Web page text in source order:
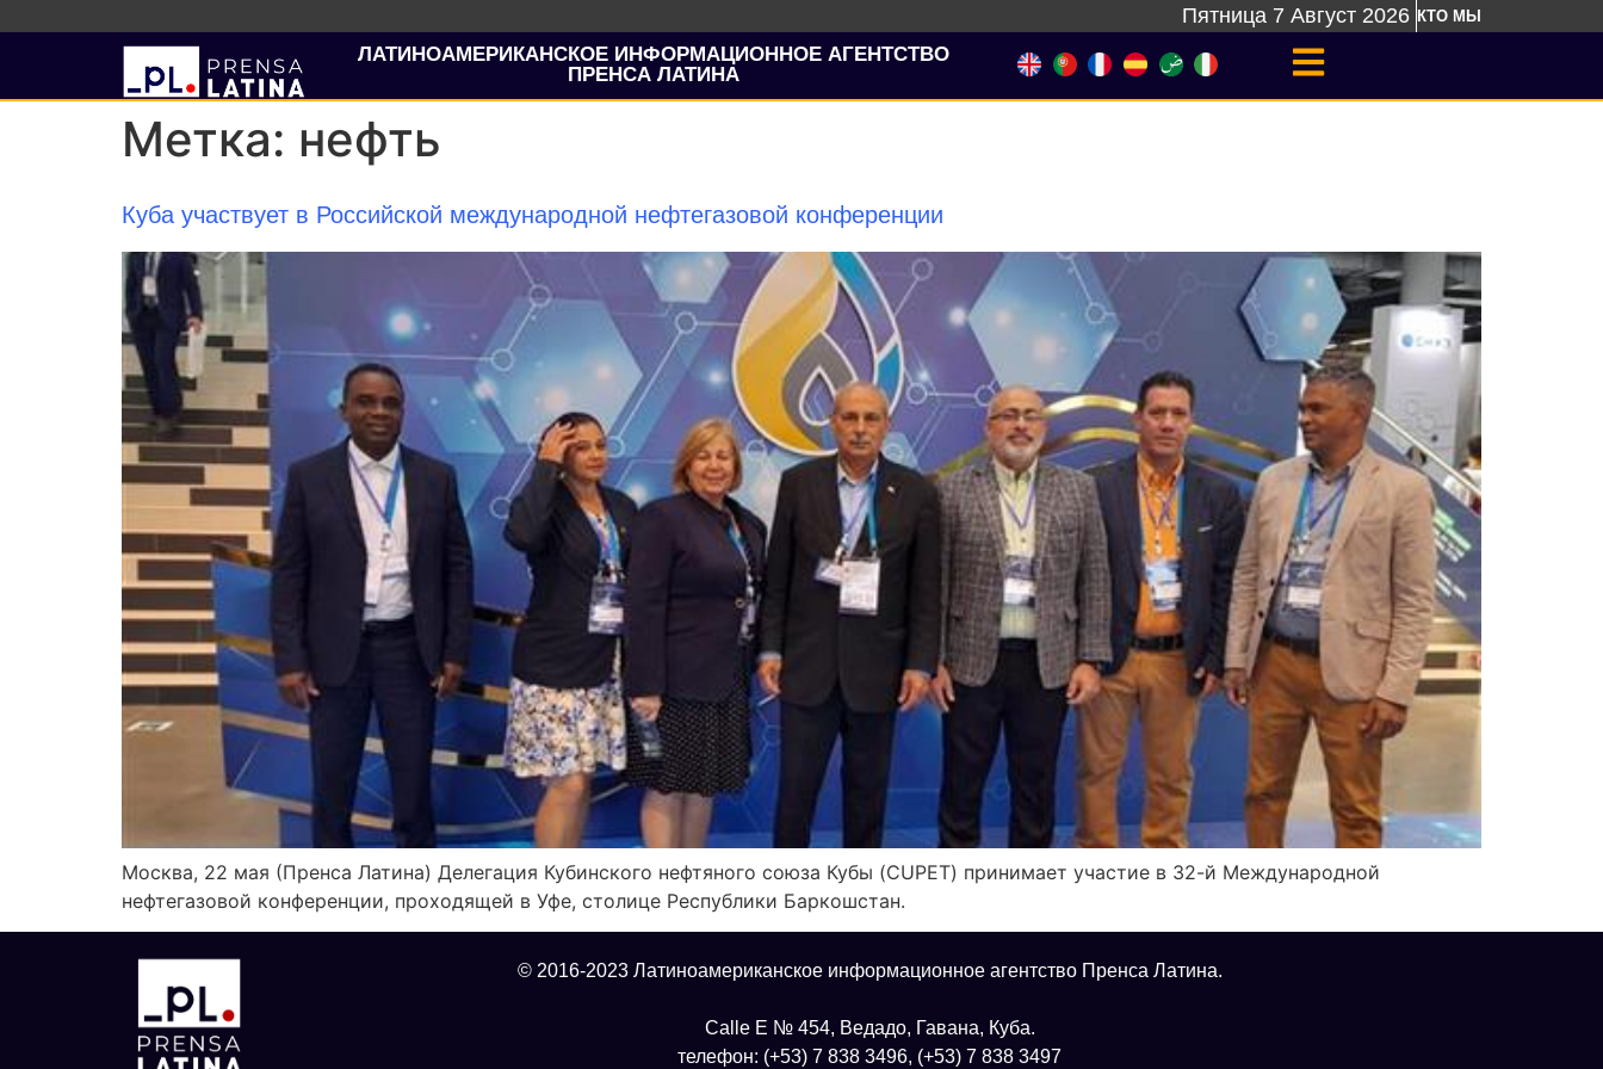
Пятница 7 Август 2026 КТО МЫ
ЛАТИНОАМЕРИКАНСКОЕ ИНФОРМАЦИОННОЕ АГЕНТСТВО
ПРЕНСА ЛАТИНА
Метка: нефть
Куба участвует в Российской международной нефтегазовой конференции
Москва, 22 мая (Пренса Латина) Делегация Кубинского нефтяного союза Кубы (CUPET) принимает участие в 32-й Международной
нефтегазовой конференции, проходящей в Уфе, столице Республики Баркошстан.
© 2016-2023 Латиноамериканское информационное агентство Пренса Латина.
Calle E № 454, Ведадо, Гавана, Куба.
телефон: (+53) 7 838 3496, (+53) 7 838 3497